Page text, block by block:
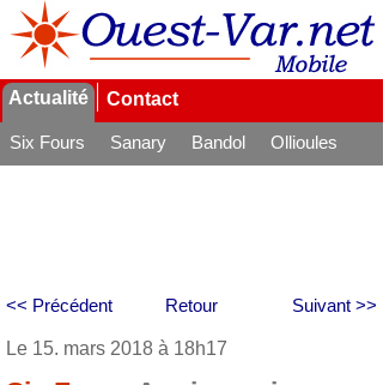
Actualité Contact
Six Fours Sanary Bandol
Ollioules
Retour
<< Précédent Suivant >>
Le 15. mars 2018 à 18h17